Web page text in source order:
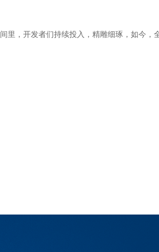
里，开发者们持续投入，精雕细琢，如今，